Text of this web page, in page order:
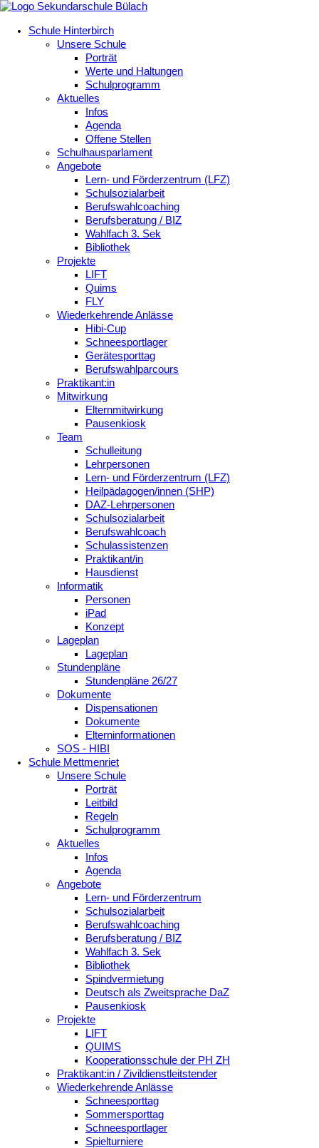
Schule Hinterbirch
Unsere Schule
Porträt
Werte und Haltungen
Schulprogramm
Aktuelles
Infos
Agenda
Offene Stellen
Schulhausparlament
Angebote
Lern- und Förderzentrum (LFZ)
Schulsozialarbeit
Berufswahlcoaching
Berufsberatung / BIZ
Wahlfach 3. Sek
Bibliothek
Projekte
LIFT
Quims
FLY
Wiederkehrende Anlässe
Hibi-Cup
Schneesportlager
Gerätesporttag
Berufswahlparcours
Praktikant:in
Mitwirkung
Elternmitwirkung
Pausenkiosk
Team
Schulleitung
Lehrpersonen
Lern- und Förderzentrum (LFZ)
Heilpädagogen/innen (SHP)
DAZ-Lehrpersonen
Schulsozialarbeit
Berufswahlcoach
Schulassistenzen
Praktikant/in
Hausdienst
Informatik
Personen
iPad
Konzept
Lageplan
Lageplan
Stundenpläne
Stundenpläne 26/27
Dokumente
Dispensationen
Dokumente
Elterninformationen
SOS - HIBI
Schule Mettmenriet
Unsere Schule
Porträt
Leitbild
Regeln
Schulprogramm
Aktuelles
Infos
Agenda
Angebote
Lern- und Förderzentrum
Schulsozialarbeit
Berufswahlcoaching
Berufsberatung / BIZ
Wahlfach 3. Sek
Bibliothek
Spindvermietung
Deutsch als Zweitsprache DaZ
Pausenkiosk
Projekte
LIFT
QUIMS
Kooperationsschule der PH ZH
Praktikant:in / Zivildienstleitstender
Wiederkehrende Anlässe
Schneesporttag
Sommersporttag
Schneesportlager
Spielturniere